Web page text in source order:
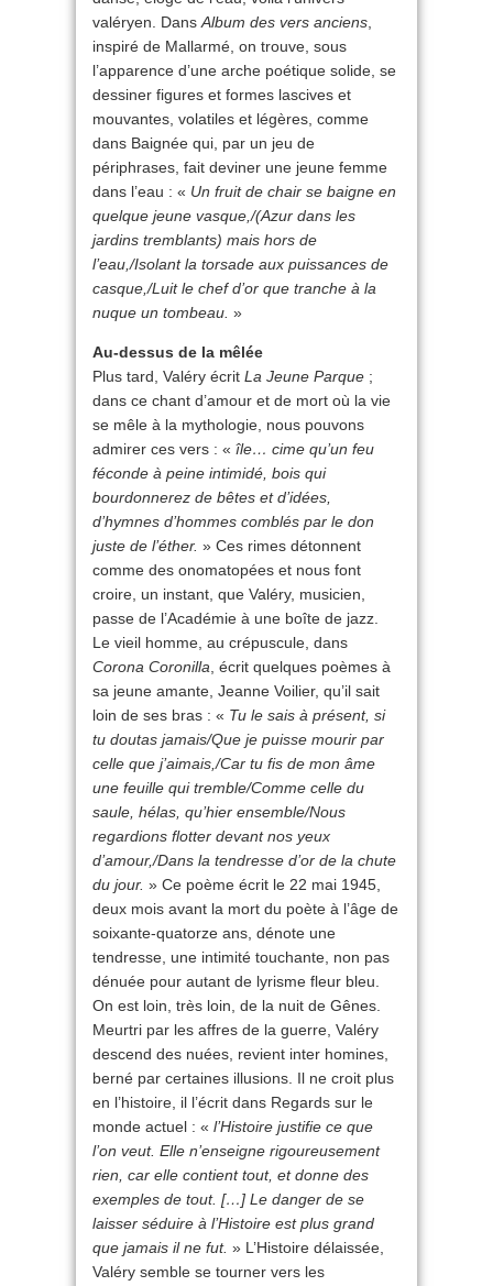
valéryen. Dans Album des vers anciens
inspiré de Mallarmé, on trouve, sous
l’apparence d’une arche poétique solide, se
dessiner figures et formes lascives et
mouvantes, volatiles et légères, comme
dans Baignée qui, par un jeu de
périphrases, fait deviner une jeune femme
dans l’eau : « Un fruit de chair se baigne en
quelque jeune vasque,/(Azur dans les
jardins tremblants) mais hors de
l’eau,/Isolant la torsade aux puissances de
casque,/Luit le chef d’or que tranche à la
nuque un tombeau. »
Au-dessus de la mêlée
Plus tard, Valéry écrit La Jeune Parque ;
dans ce chant d’amour et de mort où la vie
se mêle à la mythologie, nous pouvons
admirer ces vers : « île… cime qu’un feu
féconde à peine intimidé, bois qui
bourdonnerez de bêtes et d’idées,
d’hymnes d’hommes comblés par le don
juste de l’éther. » Ces rimes détonnent
comme des onomatopées et nous font
croire, un instant, que Valéry, musicien,
passe de l’Académie à une boîte de jazz.
Le vieil homme, au crépuscule, dans
Corona Coronilla , écrit quelques poèmes à
sa jeune amante, Jeanne Voilier, qu’il sait
loin de ses bras : « Tu le sais à présent, si
tu doutas jamais/Que je puisse mourir par
celle que j’aimais,/Car tu fis de mon âme
une feuille qui tremble/Comme celle du
saule, hélas, qu’hier ensemble/Nous
regardions flotter devant nos yeux
d’amour,/Dans la tendresse d’or de la chute
du jour. » Ce poème écrit le 22 mai 1945,
deux mois avant la mort du poète à l’âge de
soixante-quatorze ans, dénote une
tendresse, une intimité touchante, non pas
dénuée pour autant de lyrisme fleur bleu.
On est loin, très loin, de la nuit de Gênes.
Meurtri par les affres de la guerre, Valéry
descend des nuées, revient inter homines,
berné par certaines illusions. Il ne croit plus
en l’histoire, il l’écrit dans Regards sur le
monde actuel : « l’Histoire justifie ce que
l’on veut. Elle n’enseigne rigoureusement
rien, car elle contient tout, et donne des
exemples de tout. […] Le danger de se
laisser séduire à l’Histoire est plus grand
que jamais il ne fut. » L’Histoire délaissée,
Valéry semble se tourner vers les